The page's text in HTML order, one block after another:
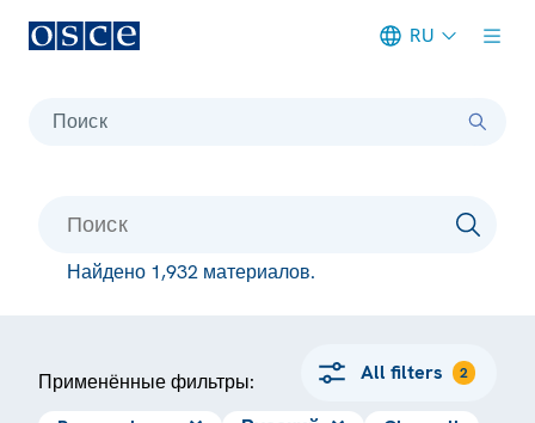
RU
Поиск
Найдено 1,932 материалов.
Применённые фильтры: All filters 2